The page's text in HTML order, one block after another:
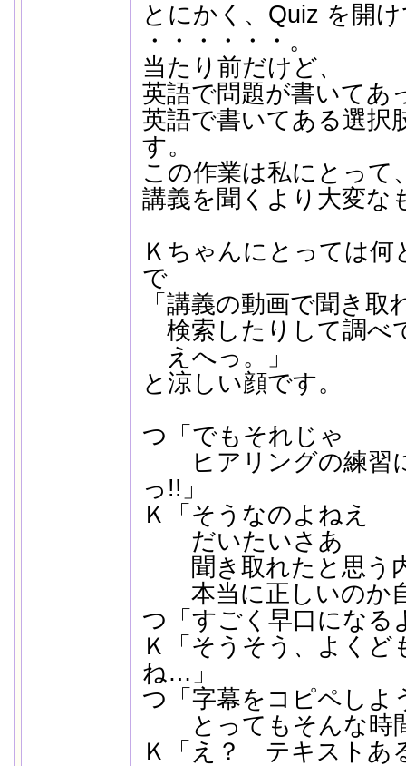
とにかく、Quiz を開
・・・・・・。
当たり前だけど、
英語で問題が書いてあ
英語で書いてある選択
す。
この作業は私にとって
講義を聞くより大変な
Ｋちゃんにとっては
で
「講義の動画で聞き取
検索したりして調べ
えへっ。」
と涼しい顔です。
つ「でもそれじゃ
ヒアリングの練習
っ!!」
Ｋ「そうなのよねえ
だいたいさあ
聞き取れたと思う
本当に正しいのか
つ「すごく早口になる
Ｋ「そうそう、よく
ね…」
つ「字幕をコピペしよ
とってもそんな時
Ｋ「え？ テキストあ